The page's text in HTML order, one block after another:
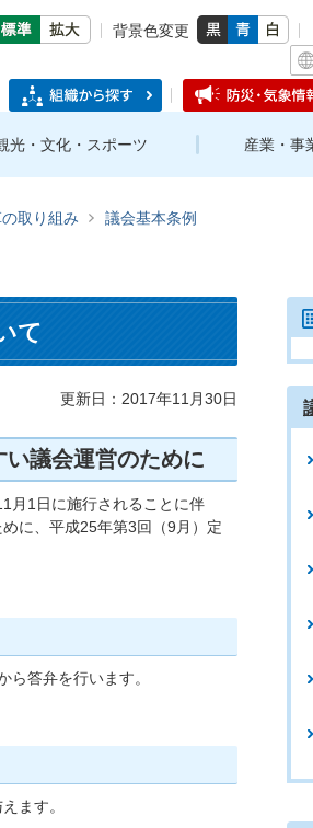
背景色変更
光・文化・スポーツ 産業・事
取り組み
議会基本条例
て
更新日：2017年11月30日
議会運営のために
月1日に施行されることに伴
に、平成25年第3回（9月）定
答弁を行います。
ます。